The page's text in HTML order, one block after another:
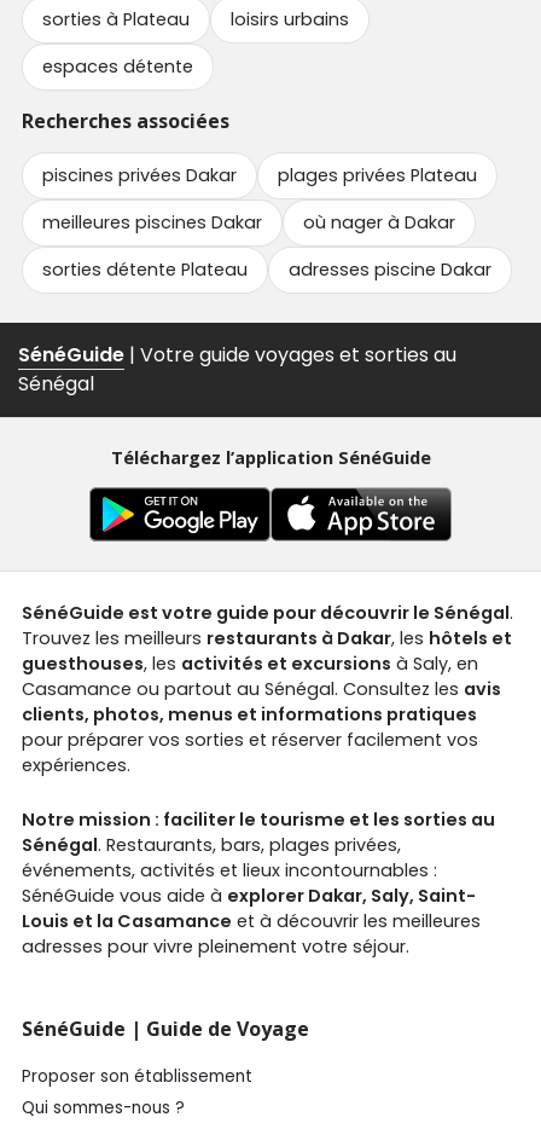
sorties à Plateau
loisirs urbains
espaces détente
Recherches associées
piscines privées Dakar
plages privées Plateau
meilleures piscines Dakar
où nager à Dakar
sorties détente Plateau
adresses piscine Dakar
SénéGuide | Votre guide voyages et sorties au
Sénégal
Téléchargez l’application SénéGuide
SénéGuide est votre guide pour découvrir le Sénégal.
Trouvez les meilleurs restaurants à Dakar, les hôtels et
guesthouses, les activités et excursions à Saly, en
Casamance ou partout au Sénégal. Consultez les avis
clients, photos, menus et informations pratiques
pour préparer vos sorties et réserver facilement vos
expériences.
Notre mission : faciliter le tourisme et les sorties au
Sénégal. Restaurants, bars, plages privées,
événements, activités et lieux incontournables :
SénéGuide vous aide à explorer Dakar, Saly, Saint-
Louis et la Casamance et à découvrir les meilleures
adresses pour vivre pleinement votre séjour.
SénéGuide | Guide de Voyage
Proposer son établissement
Qui sommes-nous ?